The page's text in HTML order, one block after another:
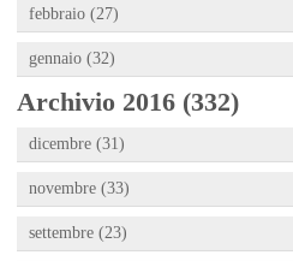
febbraio (27)
gennaio (32)
Archivio 2016 (332)
dicembre (31)
novembre (33)
settembre (23)